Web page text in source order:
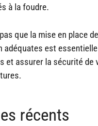
à la foudre.
que la mise en place
adéquates est
et assurer la sécurité de
récents